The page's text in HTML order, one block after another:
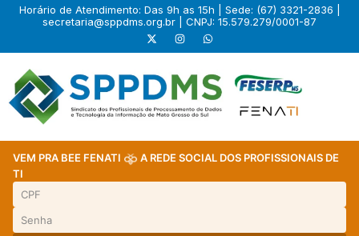
Horário de Atendimento: Das 9h as 15h | Sede: (67) 3321-2836 |
secretaria@sppdms.org.br | CNPJ: 15.579.279/0001-87
VEM PRA BEE FENATI
A REDE SOCIAL DOS PROFISSIONAIS DE
TI